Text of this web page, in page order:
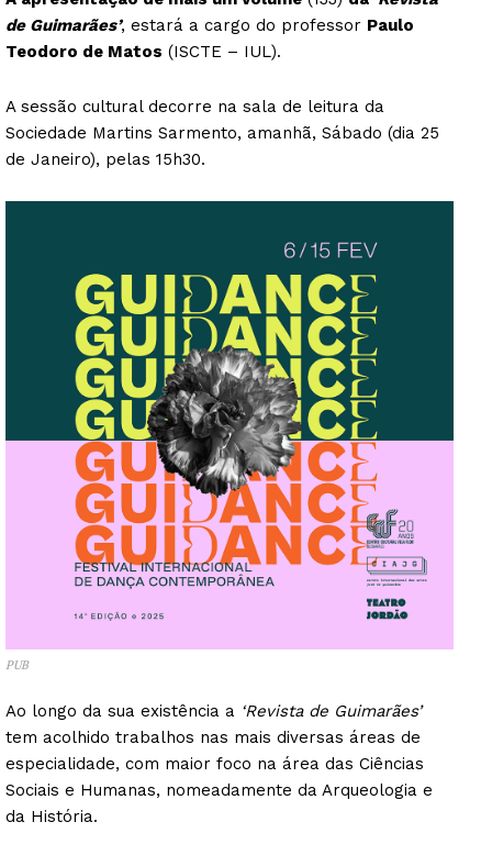
de Guimarães’, estará a cargo do professor Paulo
Teodoro de Matos (ISCTE – IUL).
A sessão cultural decorre na sala de leitura da
Sociedade Martins Sarmento, amanhã, Sábado (dia 25
de Janeiro), pelas 15h30.
PUB
Ao longo da sua existência a ‘Revista de Guimarães’
tem acolhido trabalhos nas mais diversas áreas de
especialidade, com maior foco na área das Ciências
Sociais e Humanas, nomeadamente da Arqueologia e
da História.